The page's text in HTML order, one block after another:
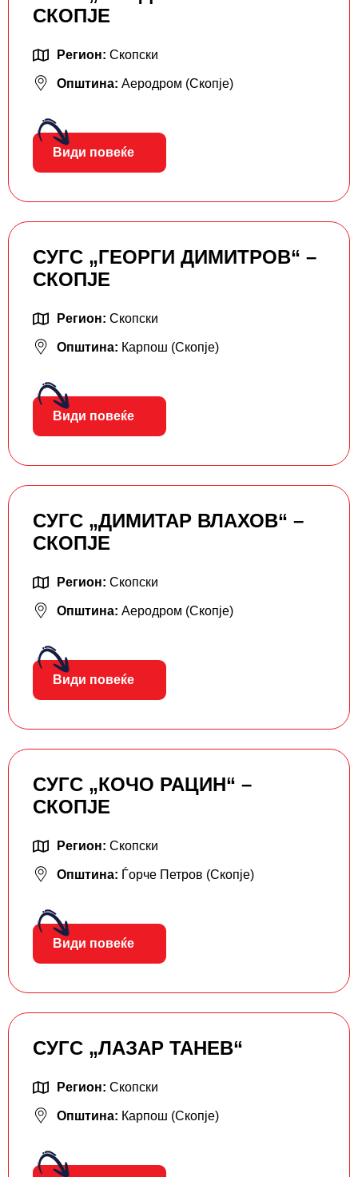
СКОПЈЕ
Регион: Скопски
Општина: Аеродром (Скопје)
Види повеќе
СУГС „ГЕОРГИ ДИМИТРОВ“ –
СКОПЈЕ
Регион: Скопски
Општина: Карпош (Скопје)
Види повеќе
СУГС „ДИМИТАР ВЛАХОВ“ –
СКОПЈЕ
Регион: Скопски
Општина: Аеродром (Скопје)
Види повеќе
СУГС „КОЧО РАЦИН“ –
СКОПЈЕ
Регион: Скопски
Општина: Ѓорче Петров (Скопје)
Види повеќе
СУГС „ЛАЗАР ТАНЕВ“
Регион: Скопски
Општина: Карпош (Скопје)